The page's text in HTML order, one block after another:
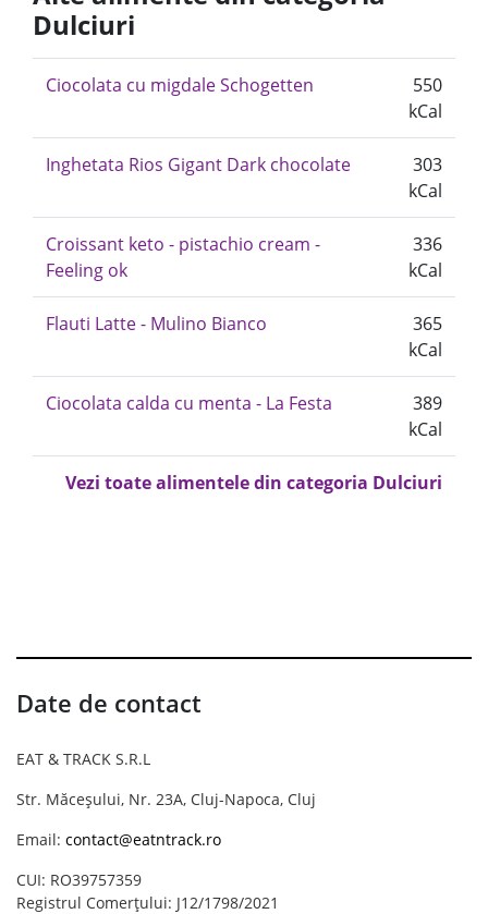
Dulciuri
Ciocolata cu migdale Schogetten
550
kCal
Inghetata Rios Gigant Dark chocolate
303
kCal
Croissant keto - pistachio cream -
Feeling ok
336
kCal
Flauti Latte - Mulino Bianco
365
kCal
Ciocolata calda cu menta - La Festa
389
kCal
Vezi toate alimentele din categoria Dulciuri
Date de contact
EAT & TRACK S.R.L
Str. Măceșului, Nr. 23A, Cluj-Napoca, Cluj
Email: contact@eatntrack.ro
CUI: RO39757359
Registrul Comerțului: J12/1798/2021